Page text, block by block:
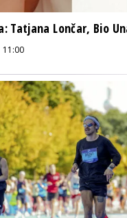
Tatjana Lončar, Bio